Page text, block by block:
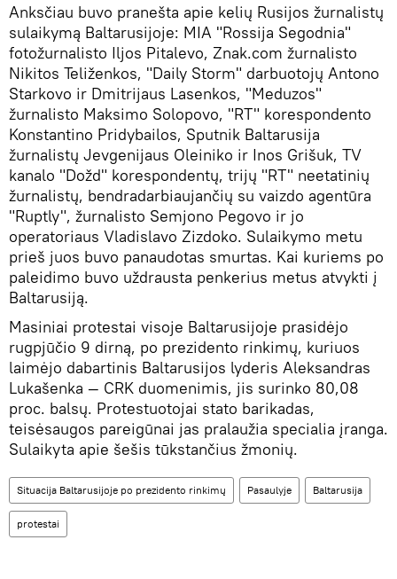
Anksčiau buvo pranešta apie kelių Rusijos žurnalistų
sulaikymą Baltarusijoje: MIA "Rossija Segodnia"
fotožurnalisto Iljos Pitalevo, Znak.com žurnalisto
Nikitos Teliženkos, "Daily Storm" darbuotojų Antono
Starkovo ir Dmitrijaus Lasenkos, "Meduzos"
žurnalisto Maksimo Solopovo, "RT" korespondento
Konstantino Pridybailos, Sputnik Baltarusija
žurnalistų Jevgenijaus Oleiniko ir Inos Grišuk, TV
kanalo "Dožd" korespondentų, trijų "RT" neetatinių
žurnalistų, bendradarbiaujančių su vaizdo agentūra
"Ruptly", žurnalisto Semjono Pegovo ir jo
operatoriaus Vladislavo Zizdoko. Sulaikymo metu
prieš juos buvo panaudotas smurtas. Kai kuriems po
paleidimo buvo uždrausta penkerius metus atvykti į
Baltarusiją.
Masiniai protestai visoje Baltarusijoje prasidėjo
rugpjūčio 9 dirną, po prezidento rinkimų, kuriuos
laimėjo dabartinis Baltarusijos lyderis Aleksandras
Lukašenka — CRK duomenimis, jis surinko 80,08
proc. balsų. Protestuotojai stato barikadas,
teisėsaugos pareigūnai jas pralaužia specialia įranga.
Sulaikyta apie šešis tūkstančius žmonių.
Situacija Baltarusijoje po prezidento rinkimų Pasaulyje Baltarusija
protestai